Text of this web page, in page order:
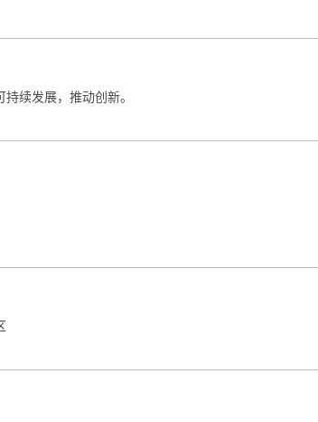
续发展，推动创新。